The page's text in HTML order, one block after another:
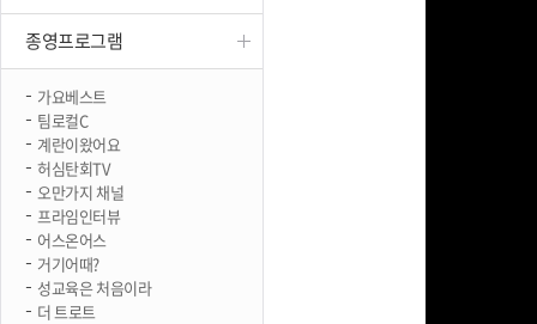
종영프로그램
가요베스트
팀로컬C
계란이왔어요
허심탄회TV
오만가지 채널
프라임인터뷰
어스온어스
거기어때?
성교육은 처음이라
더 트로트